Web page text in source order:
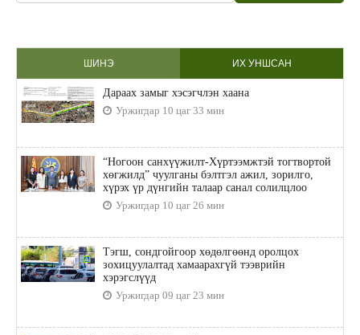
ШИНЭ ИХ УНШСАН
Дараах замыг хэсэгчлэн хаана
Уржигдар 10 цаг 33 мин
“Ногоон санхүүжилт-Хүртээмжтэй тогтвортой
хөгжилд” чуулганы бэлтгэл ажил, зорилго,
хүрэх үр дүнгийн талаар санал солилцлоо
Уржигдар 10 цаг 26 мин
Тэгш, сондгойгоор хөдөлгөөнд оролцох
зохицуулалтад хамаарахгүй тээврийн
хэрэгслүүд
Уржигдар 09 цаг 23 мин